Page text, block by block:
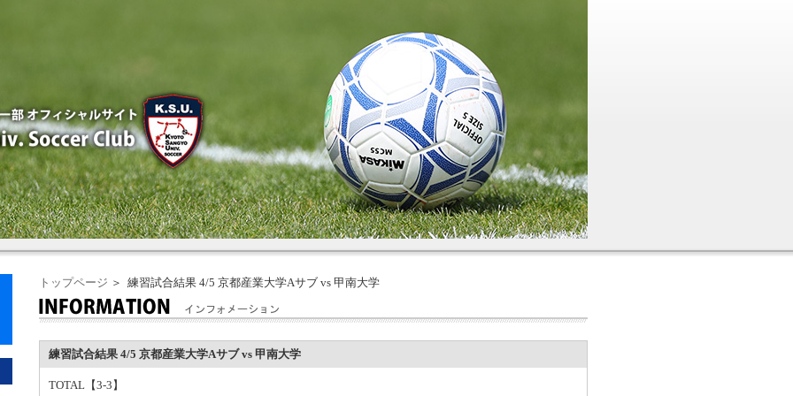
トップページ ＞ 練習試合結果 4/5 京都産業大学Aサブ vs 甲南大学
練習試合結果 4/5 京都産業大学Aサブ vs 甲南大学
TOTAL【3-3】